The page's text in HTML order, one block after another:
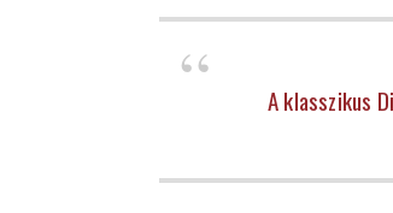
A klasszikus